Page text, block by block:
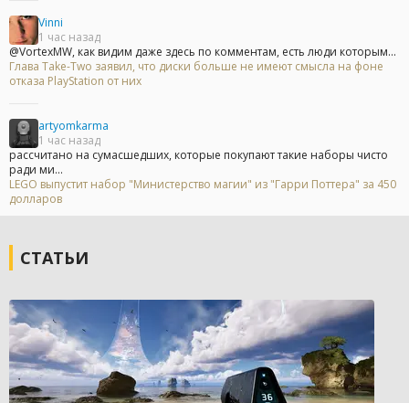
Vinni
1 час назад
@VortexMW, как видим даже здесь по комментам, есть люди которым...
Глава Take-Two заявил, что диски больше не имеют смысла на фоне
отказа PlayStation от них
artyomkarma
1 час назад
рассчитано на сумасшедших, которые покупают такие наборы чисто
ради ми...
LEGO выпустит набор "Министерство магии" из "Гарри Поттера" за 450
долларов
СТАТЬИ